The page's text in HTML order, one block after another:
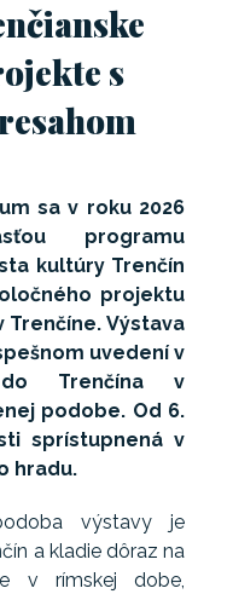
s
sa v roku 2026
programu
kultúry Trenčín
projektu
Trenčíne. Výstava
uvedení v
do Trenčína v
podobe. Od 6.
sprístupnená v
hradu.
výstavy je
a kladie dôraz na
v rímskej dobe,